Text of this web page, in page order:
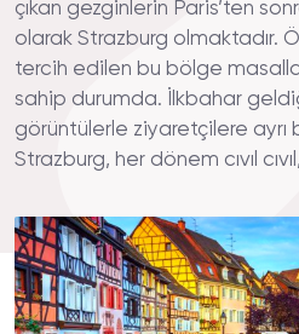
çıkan gezginlerin Paris’ten
olarak Strazburg olmaktadır.
tercih edilen bu bölge
sahip durumda. İlkbahar
görüntülerle ziyaretçilere ayrı
Strazburg, her dönem cıvıl